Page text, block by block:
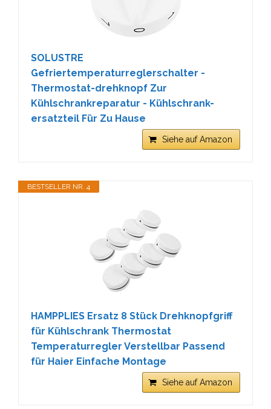
SOLUSTRE
Gefriertemperaturreglerschalter -
Thermostat-drehknopf Zur
Kühlschrankreparatur - Kühlschrank-
ersatzteil Für Zu Hause
Siehe auf Amazon
BESTSELLER NR. 4
HAMPPLIES Ersatz 8 Stück Drehknopfgriff
für Kühlschrank Thermostat
Temperaturregler Verstellbar Passend
für Haier Einfache Montage
Siehe auf Amazon